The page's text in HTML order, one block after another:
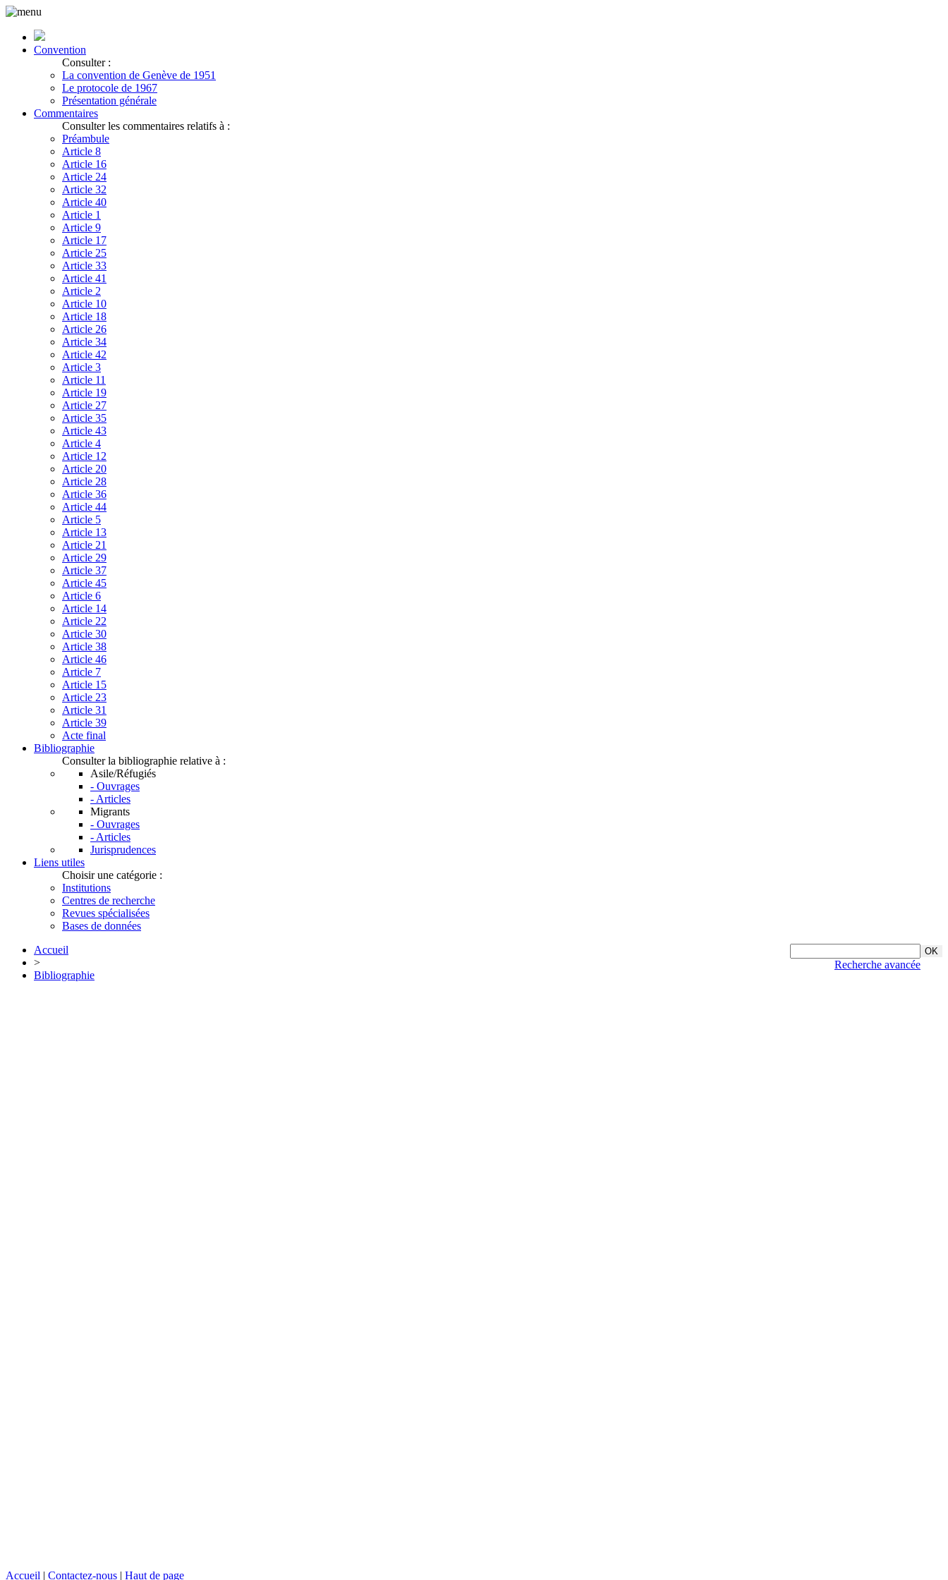
Convention
Consulter :
La convention de Genève de 1951
Le protocole de 1967
Présentation générale
Commentaires
Consulter les commentaires relatifs à :
Préambule
Article 8
Article 16
Article 24
Article 32
Article 40
Article 1
Article 9
Article 17
Article 25
Article 33
Article 41
Article 2
Article 10
Article 18
Article 26
Article 34
Article 42
Article 3
Article 11
Article 19
Article 27
Article 35
Article 43
Article 4
Article 12
Article 20
Article 28
Article 36
Article 44
Article 5
Article 13
Article 21
Article 29
Article 37
Article 45
Article 6
Article 14
Article 22
Article 30
Article 38
Article 46
Article 7
Article 15
Article 23
Article 31
Article 39
Acte final
Bibliographie
Consulter la bibliographie relative à :
Asile/Réfugiés
- Ouvrages
- Articles
Migrants
- Ouvrages
- Articles
Jurisprudences
Liens utiles
Choisir une catégorie :
Institutions
Centres de recherche
Revues spécialisées
Bases de données
Recherche avancée
Accueil
>
Bibliographie
Accueil | Contactez-nous | Haut de page